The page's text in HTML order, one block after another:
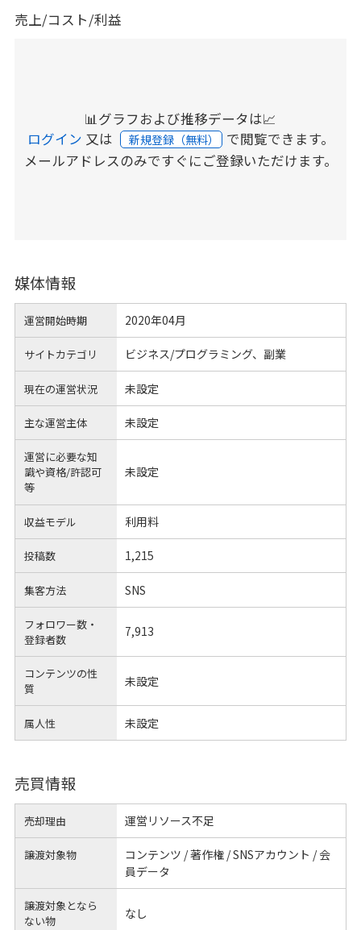
売上/コスト/利益
📊グラフおよび推移データは📈
ログイン 又は 新規登録（無料） で閲覧できます。
メールアドレスのみですぐにご登録いただけます。
媒体情報
運営開始時期 2020年04月
サイトカテゴリ ビジネス/プログラミング、副業
現在の運営状況 未設定
主な運営主体 未設定
運営に必要な知
識や資格/許認可
等
未設定
収益モデル 利用料
投稿数 1,215
集客方法 SNS
フォロワー数・
登録者数
7,913
コンテンツの性
質
未設定
属人性 未設定
売買情報
売却理由 運営リソース不足
譲渡対象物
コンテンツ / 著作権 / SNSアカウント / 会
員データ
譲渡対象となら
ない物
なし